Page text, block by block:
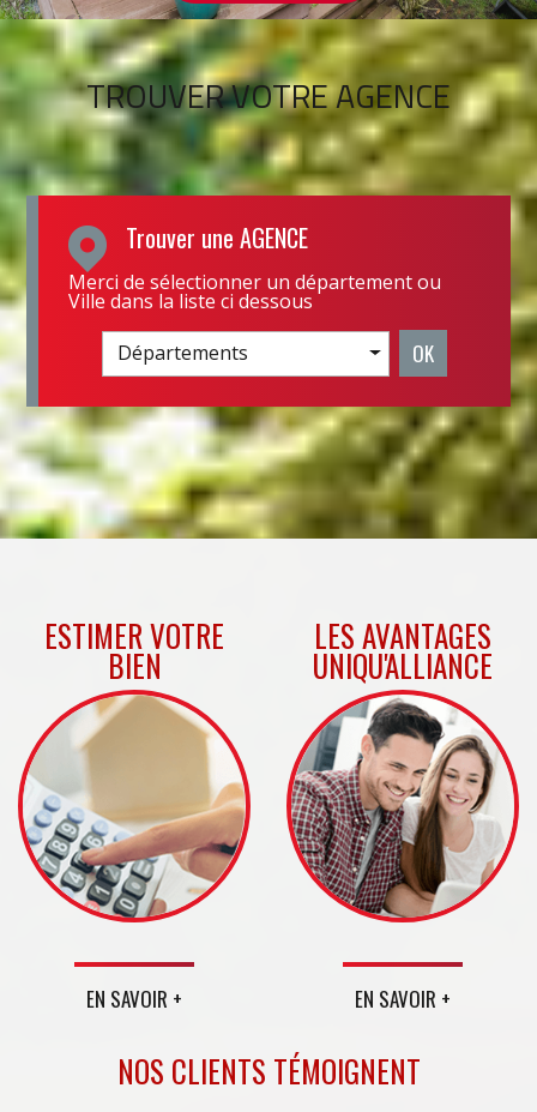
TROUVER VOTRE AGENCE
Trouver uneAGENCE
Merci de sélectionner un département ou
Ville dans la liste ci dessous
Départements
OK
ESTIMER VOTRE
BIEN
EN SAVOIR +
LES AVANTAGES
UNIQU'ALLIANCE
EN SAVOIR +
NOS CLIENTS TÉMOIGNENT